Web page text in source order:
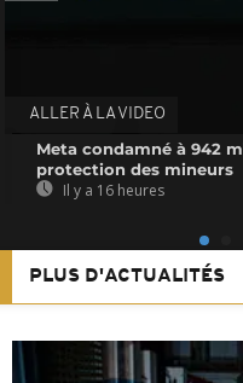
ALLER À LA VIDEO
Meta condamné à 942
protection des mineurs
Il y a 16 heures
PLUS D'ACTUALITÉS